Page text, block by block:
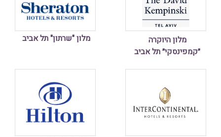
מלון "שרתון" תל אביב
מלון היוקרה
״קמפינסקי״ תל אביב